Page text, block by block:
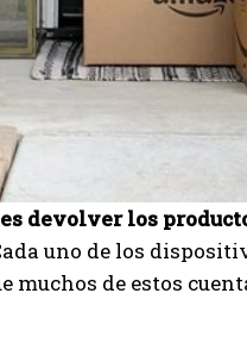
devolver los
uno de los
muchos de estos